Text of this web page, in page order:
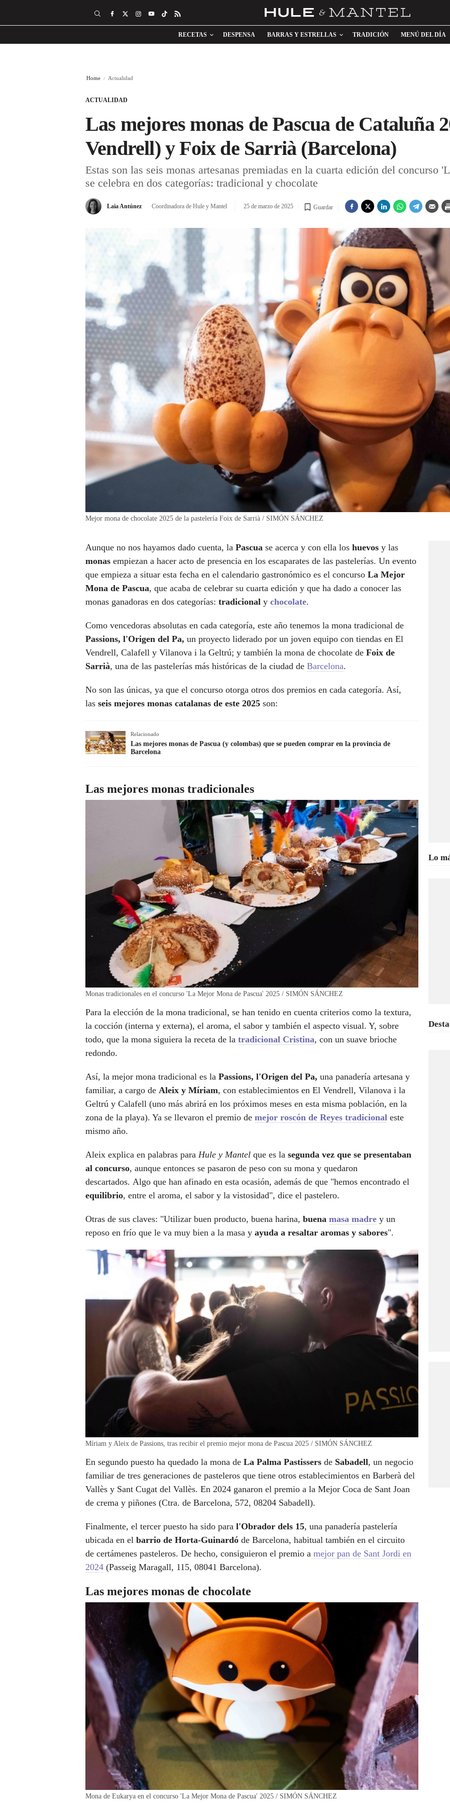
RECETAS DESPENSA BARRAS Y ESTRELLAS TRADICIÓN MENÚ DEL DÍA
Home Actualidad
ACTUALIDAD
Las mejores monas de Pascua de Cataluña
Vendrell) y Foix de Sarrià (Barcelona)
Estas son las seis monas artesanas premiadas en la cuarta edición del concurso
se celebra en dos categorías: tradicional y chocolate
Laia Antúnez Coordinadora de Hule y Mantel 25 de marzo de 2025 Guardar
Mejor mona de chocolate 2025 de la pastelería Foix de Sarrià / SIMÓN SÁNCHEZ
Aunque no nos hayamos dado cuenta, la Pascua se acerca y con ella los huevos y las
monas empiezan a hacer acto de presencia en los escaparates de las pastelerías. Un evento
que empieza a situar esta fecha en el calendario gastronómico es el concurso La Mejor
Mona de Pascua, que acaba de celebrar su cuarta edición y que ha dado a conocer las
monas ganadoras en dos categorías: tradicional y chocolate.
Como vencedoras absolutas en cada categoría, este año tenemos la mona tradicional de
Passions, l'Origen del Pa, un proyecto liderado por un joven equipo con tiendas en El
Vendrell, Calafell y Vilanova i la Geltrú; y también la mona de chocolate de Foix de
Sarrià, una de las pastelerías más históricas de la ciudad de Barcelona.
No son las únicas, ya que el concurso otorga otros dos premios en cada categoría. Así,
las seis mejores monas catalanas de este 2025 son:
Relacionado
Las mejores monas de Pascua (y colombas) que se pueden comprar en la provincia de
Barcelona
Las mejores monas tradicionales
Monas tradicionales en el concurso 'La Mejor Mona de Pascua' 2025 / SIMÓN SÁNCHEZ
Para la elección de la mona tradicional, se han tenido en cuenta criterios como la textura,
la cocción (interna y externa), el aroma, el sabor y también el aspecto visual. Y, sobre
todo, que la mona siguiera la receta de la tradicional Cristina, con un suave brioche
redondo.
Así, la mejor mona tradicional es la Passions, l'Origen del Pa, una panadería artesana y
familiar, a cargo de Aleix y Míriam, con establecimientos en El Vendrell, Vilanova i la
Geltrú y Calafell (uno más abrirá en los próximos meses en esta misma población, en la
zona de la playa). Ya se llevaron el premio de mejor roscón de Reyes tradicional este
mismo año.
Aleix explica en palabras para Hule y Mantel que es la segunda vez que se presentaban
al concurso, aunque entonces se pasaron de peso con su mona y quedaron
descartados. Algo que han afinado en esta ocasión, además de que "hemos encontrado el
equilibrio, entre el aroma, el sabor y la vistosidad", dice el pastelero.
Otras de sus claves: "Utilizar buen producto, buena harina, buena masa madre y un
reposo en frío que le va muy bien a la masa y ayuda a resaltar aromas y sabores".
Míriam y Aleix de Passions, tras recibir el premio mejor mona de Pascua 2025 / SIMÓN SÁNCHEZ
En segundo puesto ha quedado la mona de La Palma Pastissers de Sabadell, un negocio
familiar de tres generaciones de pasteleros que tiene otros establecimientos en Barberà del
Vallès y Sant Cugat del Vallès. En 2024 ganaron el premio a la Mejor Coca de Sant Joan
de crema y piñones (Ctra. de Barcelona, 572, 08204 Sabadell).
Finalmente, el tercer puesto ha sido para l'Obrador dels 15, una panadería pastelería
ubicada en el barrio de Horta-Guinardó de Barcelona, habitual también en el circuito
de certámenes pasteleros. De hecho, consiguieron el premio a mejor pan de Sant Jordi en
2024 (Passeig Maragall, 115, 08041 Barcelona).
Las mejores monas de chocolate
Mona de Eukarya en el concurso 'La Mejor Mona de Pascua' 2025 / SIMÓN SÁNCHEZ
Lo